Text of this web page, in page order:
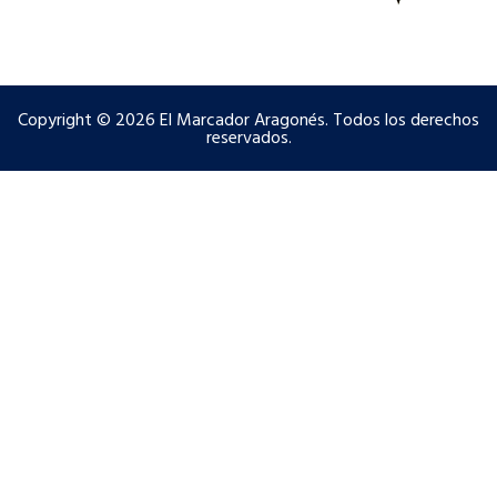
Copyright © 2026 El Marcador Aragonés. Todos los derechos
reservados.